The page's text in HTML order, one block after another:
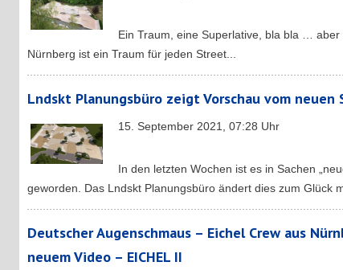
Ein Traum, eine Superlative, bla bla …
Nürnberg ist ein Traum für jeden Street...
Lndskt Planungsbüro zeigt Vorschau vom neuen
15. September 2021, 07:28 Uhr
In den letzten Wochen ist es in Sachen
geworden. Das Lndskt Planungsbüro ändert dies zum Glück
Deutscher Augenschmaus – Eichel Crew aus
neuem Video – EICHEL II